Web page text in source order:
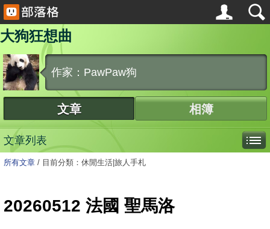
大狗狂想曲
作家：PawPaw狗
文章 相簿
文章列表
所有文章 / 目前分類：休閒生活|旅人手札
20260512 法國 聖馬洛